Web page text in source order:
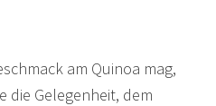
am Quinoa mag,
die Gelegenheit, dem